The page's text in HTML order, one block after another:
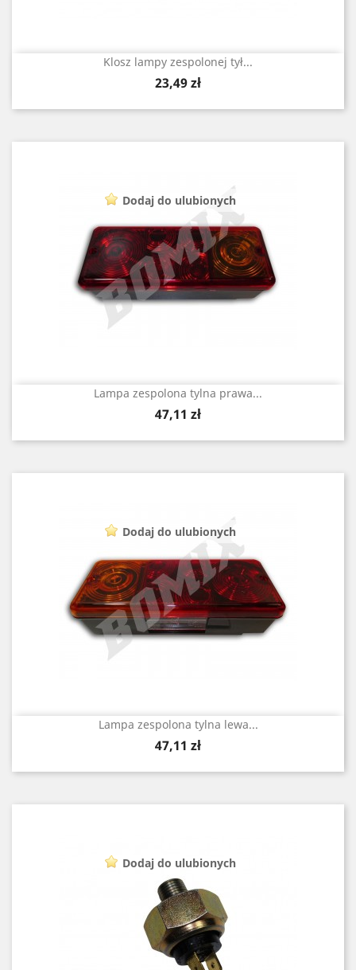
Klosz lampy zespolonej tył...
Cena
23,49 zł
Lampa zespolona tylna prawa...
Cena
47,11 zł
Dodaj do ulubionych
Lampa zespolona tylna lewa...
Cena
47,11 zł
Dodaj do ulubionych
Dodaj do ulubionych